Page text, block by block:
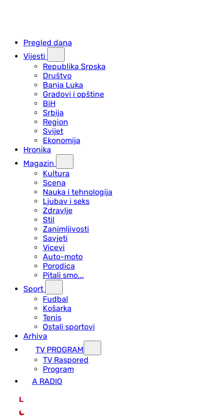
Pregled dana
Vijesti
Republika Srpska
Društvo
Banja Luka
Gradovi i opštine
BiH
Srbija
Region
Svijet
Ekonomija
Hronika
Magazin
Kultura
Scena
Nauka i tehnologija
Ljubav i seks
Zdravlje
Stil
Zanimljivosti
Savjeti
Vicevi
Auto-moto
Porodica
Pitali smo...
Sport
Fudbal
Košarka
Tenis
Ostali sportovi
Arhiva
TV PROGRAM
ТV Raspored
Program
A RADIO
L